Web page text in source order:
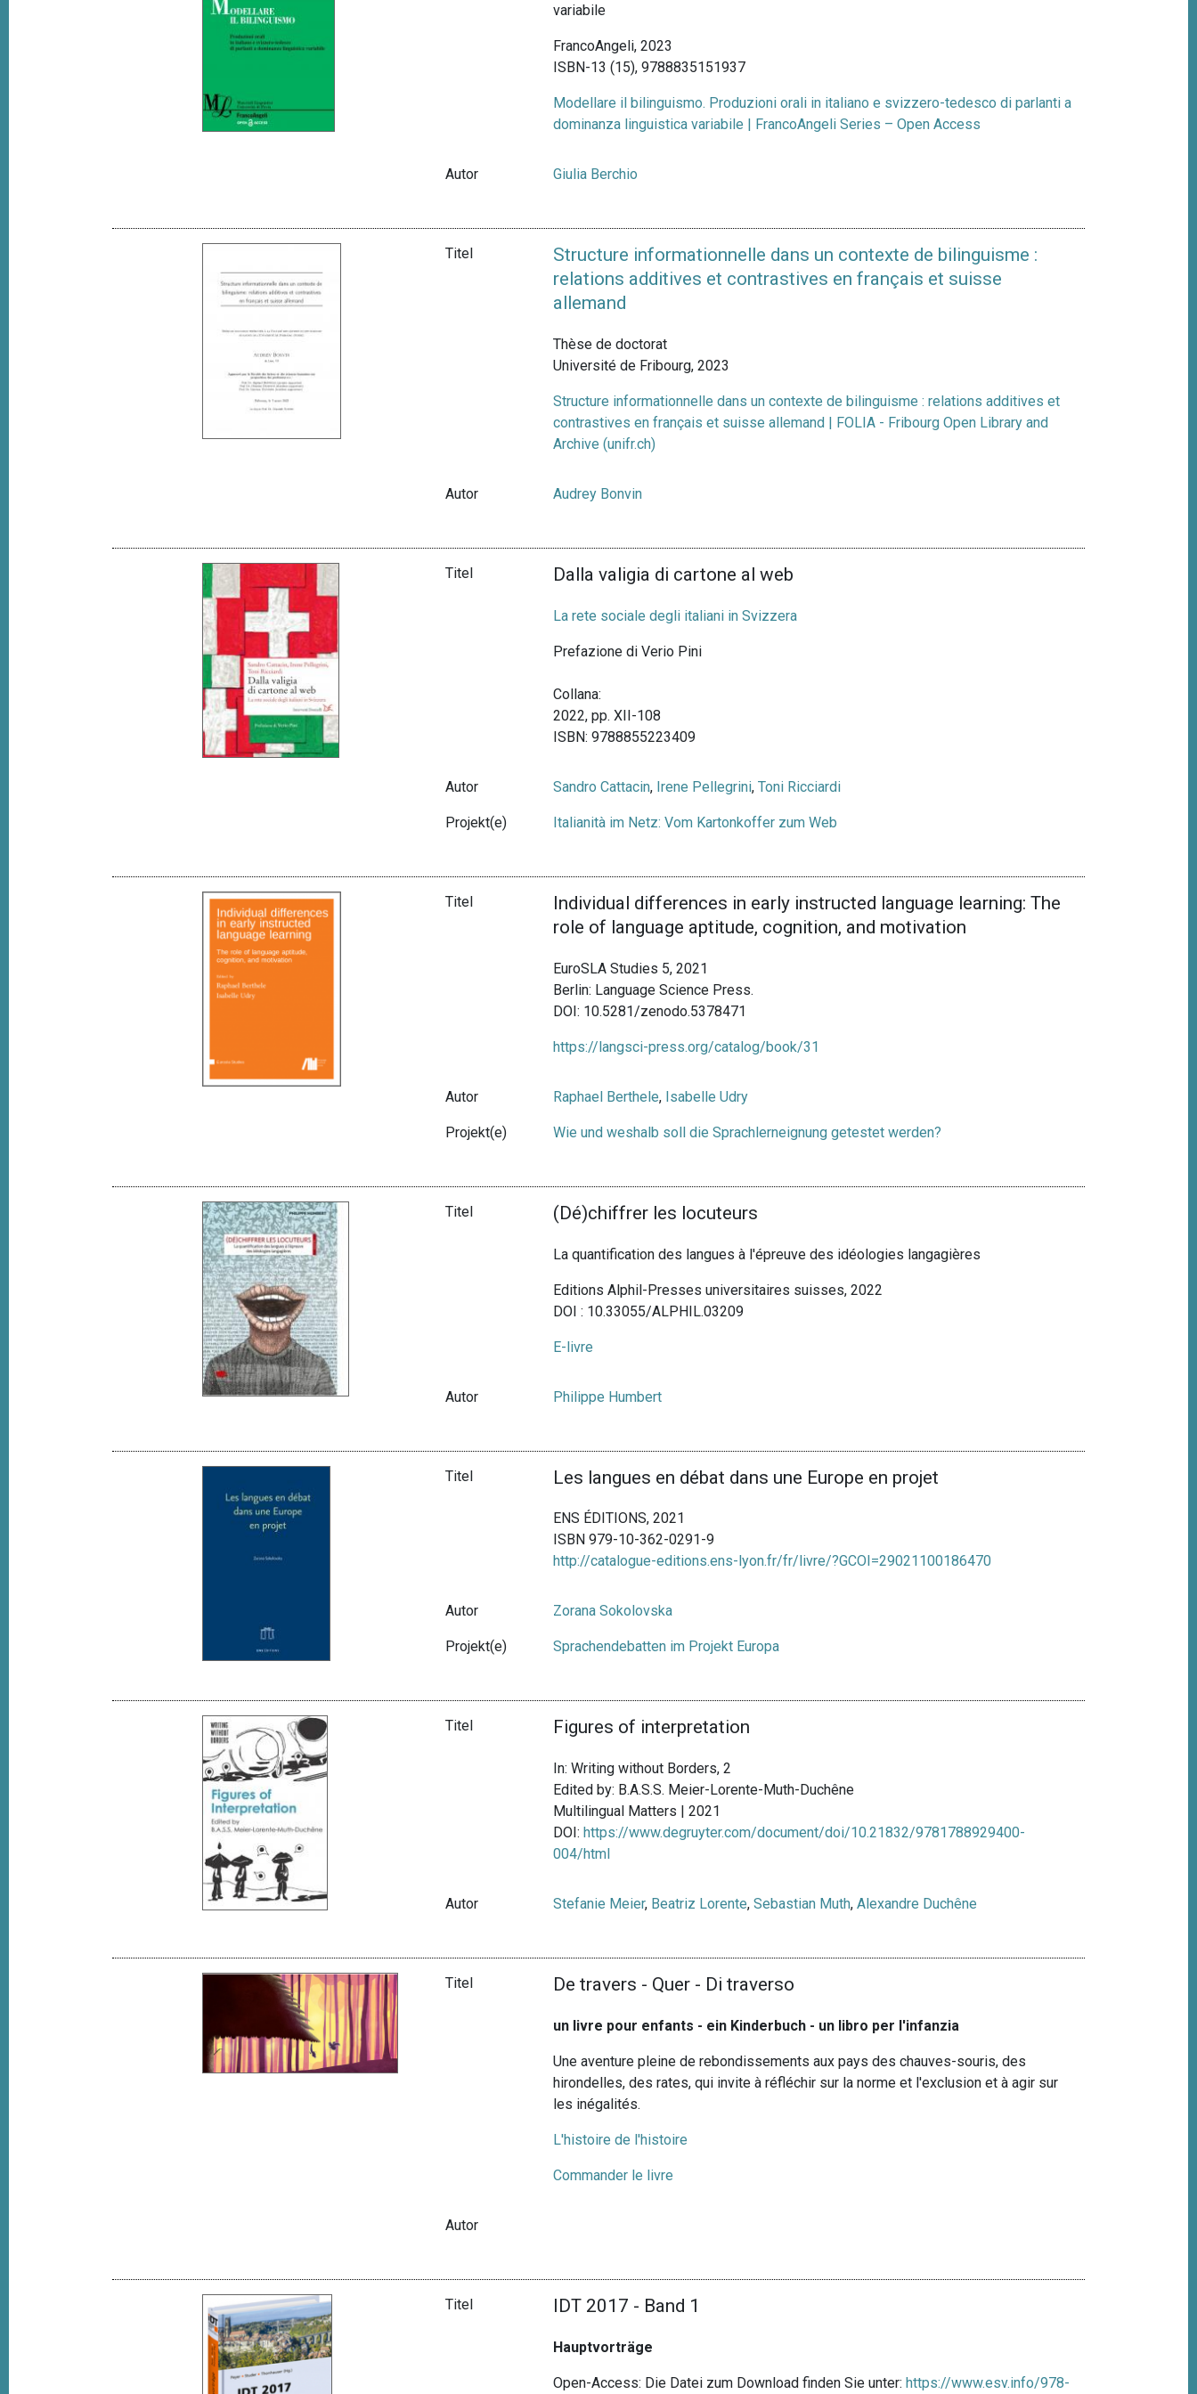
variabile
FrancoAngeli, 2023
ISBN-13 (15), 9788835151937
Modellare il bilinguismo. Produzioni orali in italiano e svizzero-tedesco di parlanti a
dominanza linguistica variabile | FrancoAngeli Series – Open Access
Autor Giulia Berchio
Titel
Structure informationnelle dans un contexte de bilinguisme :
relations additives et contrastives en français et suisse
allemand
Thèse de doctorat
Université de Fribourg, 2023
Structure informationnelle dans un contexte de bilinguisme : relations additives et
contrastives en français et suisse allemand | FOLIA - Fribourg Open Library and
Archive (unifr.ch)
Autor Audrey Bonvin
Titel Dalla valigia di cartone al web
La rete sociale degli italiani in Svizzera
Prefazione di Verio Pini
Collana:
2022, pp. XII-108
ISBN: 9788855223409
Autor Sandro Cattacin, Irene Pellegrini,Toni Ricciardi
Projekt(e) Italianità im Netz: Vom Kartonkoffer zum Web
Titel
Individual differences in early instructed language learning: The
role of language aptitude, cognition, and motivation
EuroSLA Studies 5, 2021
Berlin: Language Science Press.
DOI: 10.5281/zenodo.5378471
https://langsci-press.org/catalog/book/31
Autor Raphael Berthele, Isabelle Udry
Projekt(e) Wie und weshalb soll die Sprachlerneignung getestet werden?
Titel (Dé)chiffrer les locuteurs
La quantification des langues à l'épreuve des idéologies langagières
Editions Alphil-Presses universitaires suisses, 2022
DOI : 10.33055/ALPHIL.03209
E-livre
Autor Philippe Humbert
Titel Les langues en débat dans une Europe en projet
ENS ÉDITIONS, 2021
ISBN 979-10-362-0291-9
http://catalogue-editions.ens-lyon.fr/fr/livre/?GCOI=29021100186470
Autor Zorana Sokolovska
Projekt(e) Sprachendebatten im Projekt Europa
Titel Figures of interpretation
In: Writing without Borders, 2
Edited by: B.A.S.S. Meier-Lorente-Muth-Duchêne
Multilingual Matters | 2021
DOI: https://www.degruyter.com/document/doi/10.21832/9781788929400-
004/html
Autor Stefanie Meier, Beatriz Lorente,Sebastian Muth,Alexandre Duchêne
Titel De travers - Quer - Di traverso
un livre pour enfants - ein Kinderbuch - un libro per l'infanzia
Une aventure pleine de rebondissements aux pays des chauves-souris, des
hirondelles, des rates, qui invite à réfléchir sur la norme et l'exclusion et à agir sur
les inégalités.
L'histoire de l'histoire
Commander le livre
Autor
Titel IDT 2017 - Band 1
Hauptvorträge
Open-Access: Die Datei zum Download finden Sie unter:https://www.esv.info/978-